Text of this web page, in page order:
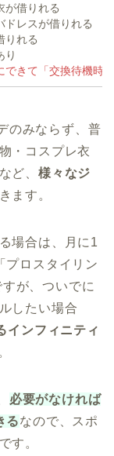
が借りれる
ドレスが借りれる
りれる
り
できて「交換待機時
のみならず、普
・コスプレ衣
ど、 様々なジ
ます。
場合は、月に1
プロスタイリン
が、ついでに
したい場合
インフィニティ
必要がなければ
るなので、スポ
す。